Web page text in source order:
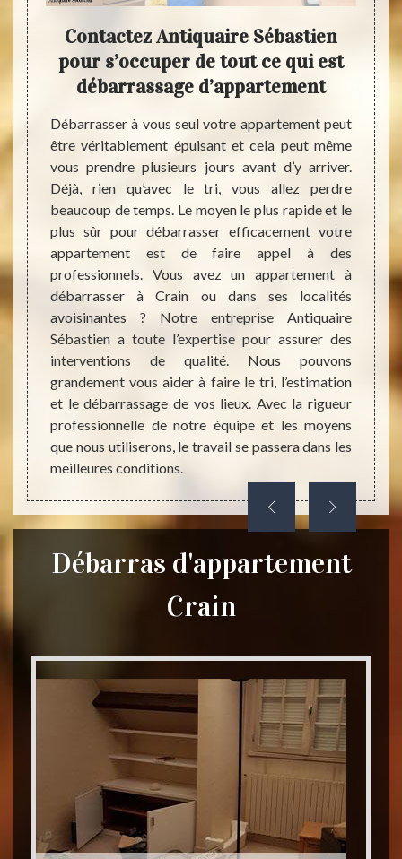
tout
plus
il se
des
aux
des
des
ils
Les
Contactez Antiquaire Sébastien
pour s’occuper de tout ce qui est
débarrassage d’appartement
Débarrasser à vous seul votre appartement peut
être véritablement épuisant et cela peut même
vous prendre plusieurs jours avant d’y arriver.
Déjà, rien qu’avec le tri, vous allez perdre
beaucoup de temps. Le moyen le plus rapide et le
plus sûr pour débarrasser efficacement votre
appartement est de faire appel à des
professionnels. Vous avez un appartement à
débarrasser à Crain ou dans ses localités
avoisinantes ? Notre entreprise Antiquaire
Sébastien a toute l’expertise pour assurer des
interventions de qualité. Nous pouvons
grandement vous aider à faire le tri, l’estimation
et le débarrassage de vos lieux. Avec la rigueur
professionnelle de notre équipe et les moyens
que nous utiliserons, le travail se passera dans les
meilleures conditions.
ou
se
ne
vos
une
Débarras d'appartement
Crain